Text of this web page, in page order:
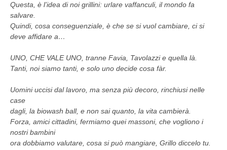
Questa, è l’idea di noi grillini: urlare vaffanculi, il mondo fa
salvare.
Quindi, cosa conseguenziale, è che se si vuol cambiare, ci si
deve affidare a…
UNO, CHE VALE UNO, tranne Favia, Tavolazzi e quella là.
Tanti, noi siamo tanti, e solo uno decide cosa fàr.
Uomini uccisi dal lavoro, ma senza più decoro, rinchiusi nelle
case
dagli, la biowash ball, e non sai quanto, la vita cambierà.
Forza, amici cittadini, fermiamo quei massoni, che vogliono i
nostri bambini
ora dobbiamo valutare, cosa si può mangiare, Grillo diccelo tu.